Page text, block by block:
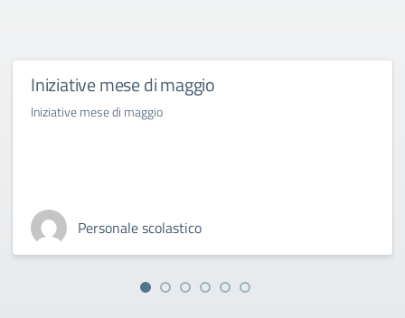
Iniziative mese di maggio
Iniziative mese di maggio
Personale scolastico